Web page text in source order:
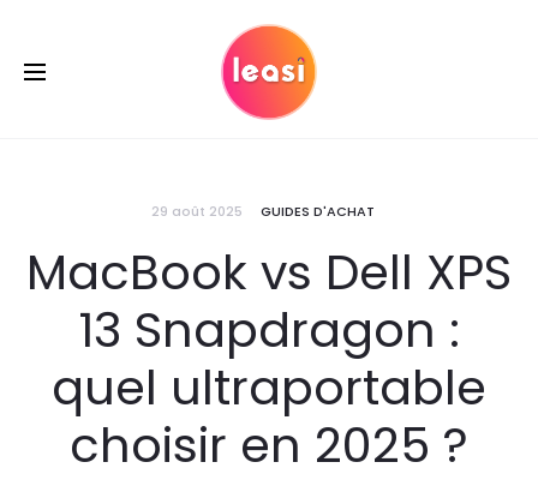
29 août 2025 GUIDES D'ACHAT
MacBook vs Dell XPS
13 Snapdragon :
quel ultraportable
choisir en 2025 ?